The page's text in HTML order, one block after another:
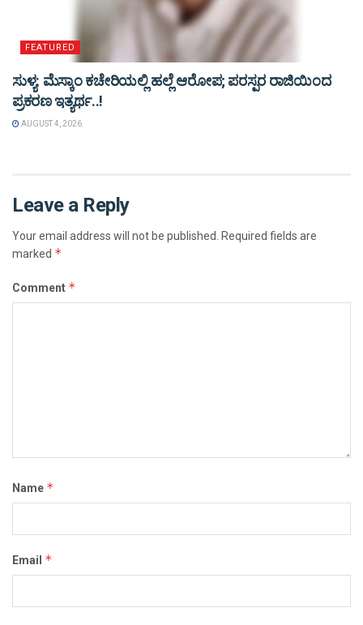
FEATURED
ಸುಳ್ಯ: ಮೆಸ್ಕಾಂ ಕಚೇರಿಯಲ್ಲಿ ಹಲ್ಲೆ ಆರೋಪ; ಪರಸ್ಪರ ರಾಜಿಯಿಂದ
ಪ್ರಕರಣ ಇತ್ಯರ್ಥ..!
AUGUST 4, 2026
Leave a Reply
Your email address will not be published.
Required fields are
marked *
Comment *
Name *
Email *